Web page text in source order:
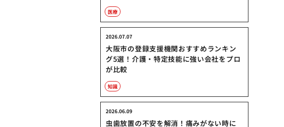
医療
大阪市の登録支援機関おすすめランキン
グ5選！介護・特定技能に強い会社をプロ
が比較
2026.07.07
知識
虫歯放置の不安を解消！痛みがない時に
2026.06.09